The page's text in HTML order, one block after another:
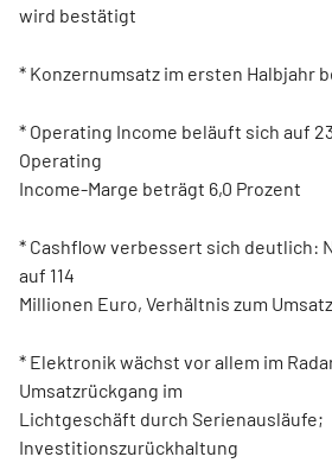
wird bestätigt
* Konzernumsatz im ersten Halbjahr
* Operating Income beläuft sich auf
Operating
Income-Marge beträgt 6,0 Prozent
* Cashflow verbessert sich deutlich:
auf 114
Millionen Euro, Verhältnis zum
* Elektronik wächst vor allem im
Umsatzrückgang im
Lichtgeschäft durch Serienausläufe;
Investitionszurückhaltung